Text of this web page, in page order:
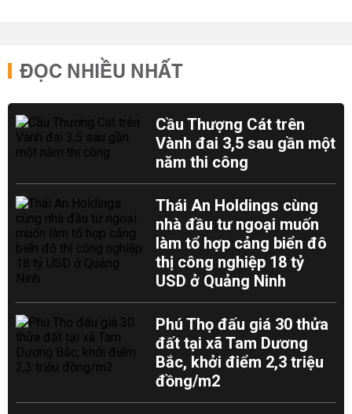
ĐỌC NHIỀU NHẤT
Cầu Thượng Cát trên
Vành đai 3,5 sau gần một
năm thi công
Thái An Holdings cùng
nhà đầu tư ngoại muốn
làm tổ hợp cảng biển đô
thị công nghiệp 18 tỷ
USD ở Quảng Ninh
Phú Thọ đấu giá 30 thửa
đất tại xã Tam Dương
Bắc, khởi điểm 2,3 triệu
đồng/m2